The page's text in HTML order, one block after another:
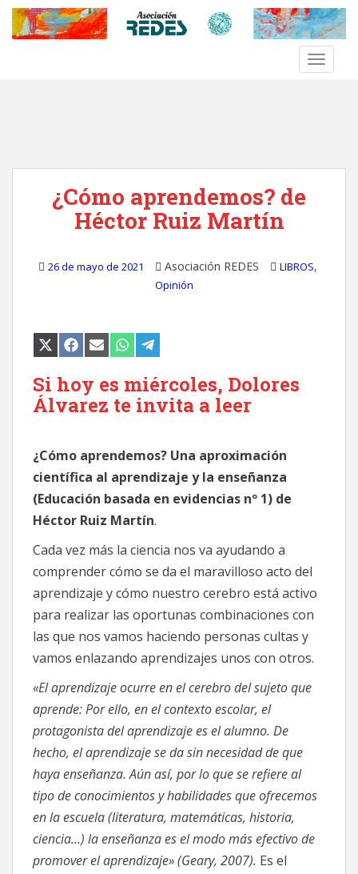
¿Cómo aprendemos? de
Héctor Ruiz Martín
26 de mayo de 2021 Asociación REDES LIBROS,
Opinión
COMPARTIR
EN
(TWITTER)
COMPARTIR
EN
COMPARTIR
EN
COMPARTIR
EN
COMPARTIR
EN
Si hoy es miércoles, Dolores
Álvarez te invita a leer
¿Cómo aprendemos? Una aproximación
científica al aprendizaje y la enseñanza
(Educación basada en evidencias nº 1) de
Héctor Ruiz Martín.
Cada vez más la ciencia nos va ayudando a
comprender cómo se da el maravilloso acto del
aprendizaje y cómo nuestro cerebro está activo
para realizar las oportunas combinaciones con
las que nos vamos haciendo personas cultas y
vamos enlazando aprendizajes unos con otros.
«El aprendizaje ocurre en el cerebro del sujeto que
aprende: Por ello, en el contexto escolar, el
protagonista del aprendizaje es el alumno. De
hecho, el aprendizaje se da sin necesidad de que
haya enseñanza. Aún así, por lo que se refiere al
tipo de conocimientos y habilidades que ofrecemos
en la escuela (literatura, matemáticas, historia,
ciencia…) la enseñanza es el modo más efectivo de
promover el aprendizaje» (Geary, 2007). Es el